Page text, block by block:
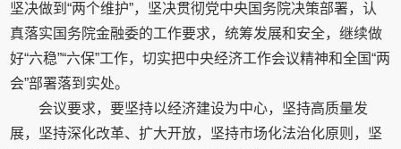
坚决做到“两个维护”，坚决贯彻党中央国务院决策部署，认
真落实国务院金融委的工作要求，统筹发展和安全，继续做
好“六稳”“六保”工作，切实把中央经济工作会议精神和全国“两
会”部署落到实处。
会议要求，要坚持以经济建设为中心，坚持高质量发
展，坚持深化改革、扩大开放，坚持市场化法治化原则，坚